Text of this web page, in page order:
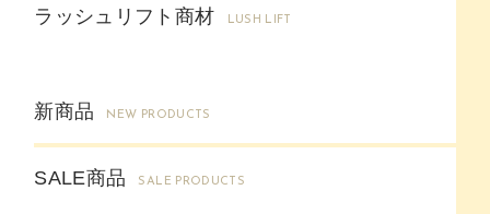
ラッシュリフト商材 LUSH LIFT
新商品 NEW PRODUCTS
SALE商品 SALE PRODUCTS